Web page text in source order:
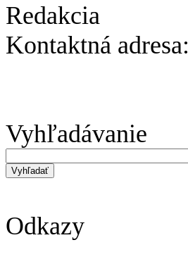
Redakcia
Kontaktná adresa:
Vyhľadávanie
Odkazy